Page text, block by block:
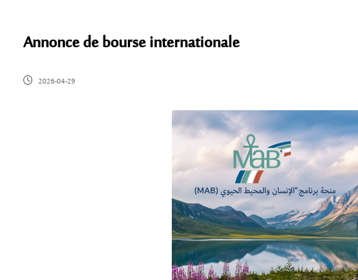
Annonce de bourse internationale
2026-04-29